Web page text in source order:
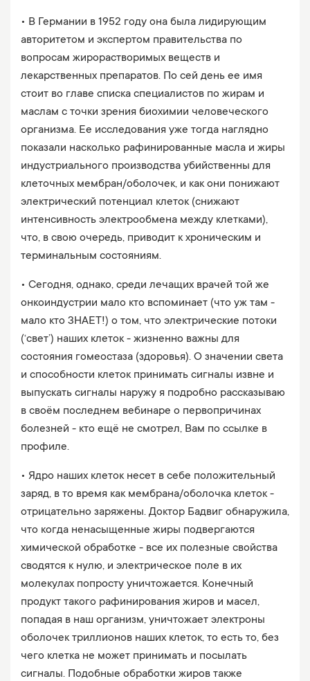
• В Германии в 1952 году она была лидирующим
авторитетом и экспертом правительства по
вопросам жирорастворимых веществ и
лекарственных препаратов. По сей день ее имя
стоит во главе списка специалистов по жирам и
маслам с точки зрения биохимии человеческого
организма. Ее исследования уже тогда наглядно
показали насколько рафинированные масла и жиры
индустриального производства убийственны для
клеточных мембран/оболочек, и как они понижают
электрический потенциал клеток (снижают
интенсивность электрообмена между клетками),
что, в свою очередь, приводит к хроническим и
терминальным состояниям.
• Сегодня, однако, среди лечащих врачей той же
онкоиндустрии мало кто вспоминает (что уж там -
мало кто ЗНАЕТ!) о том, что электрические потоки
(‘свет’) наших клеток - жизненно важны для
состояния гомеостаза (здоровья). О значении света
и способности клеток принимать сигналы извне и
выпускать сигналы наружу я подробно рассказываю
в своём последнем вебинаре о первопричинах
болезней - кто ещё не смотрел, Вам по ссылке в
профиле.
• Ядро наших клеток несет в себе положительный
заряд, в то время как мембрана/оболочка клеток -
отрицательно заряжены. Доктор Бадвиг обнаружила,
что когда ненасыщенные жиры подвергаются
химической обработке - все их полезные свойства
сводятся к нулю, и электрическое поле в их
молекулах попросту уничтожается. Конечный
продукт такого рафинирования жиров и масел,
попадая в наш организм, уничтожает электроны
оболочек триллионов наших клеток, то есть то, без
чего клетка не может принимать и посылать
сигналы. Подобные обработки жиров также